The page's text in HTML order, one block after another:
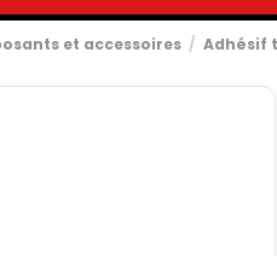
et accessoires Adhésif